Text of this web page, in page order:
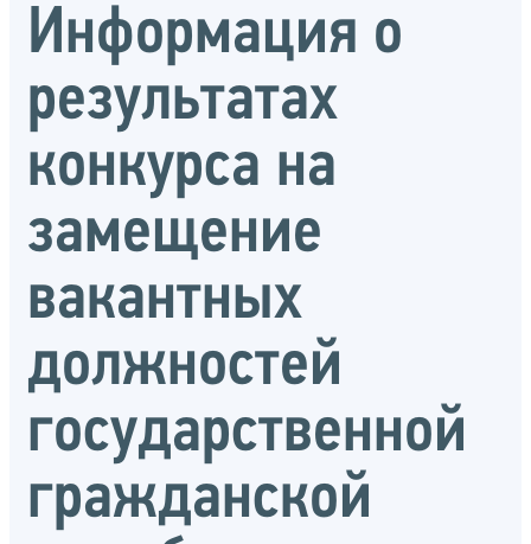
Информация о
результатах
конкурса на
замещение
вакантных
должностей
государственной
гражданской